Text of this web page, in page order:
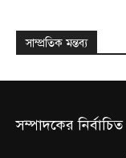
সাম্প্রতিক মন্তব্য
সম্পাদকের নির্বাচিত